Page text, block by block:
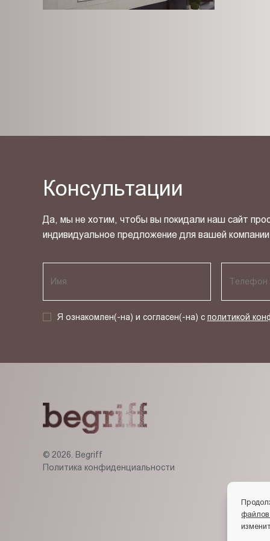
Консультации
Да, мы не хотим, чтобы вы покидали наш сайт
индивидуальное предложение для вашей
Я ознакомлен(-на) и согласен(-на) с политикой
© 2026. Begriff
Политика конфиденциальности